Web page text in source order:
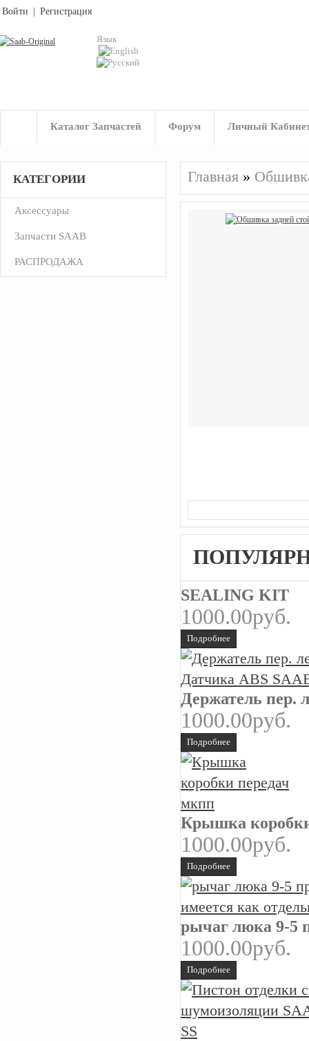
Войти Регистрация
Язык
Каталог Запчастей Форум Личный
КАТЕГОРИИ
Аксессуары
Запчасти SAAB
РАСПРОДАЖА
Главная »
SEALING KIT
1000.00руб.
Подробнее
Держатель пер.
1000.00руб.
Подробнее
Крышка
1000.00руб.
Подробнее
рычаг люка 9-5
1000.00руб.
Подробнее